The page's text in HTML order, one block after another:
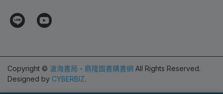
Copyright © 滄海書局‧鼎隆圖書購書網 All Rights Reserved.
Designed by CYBERBIZ.